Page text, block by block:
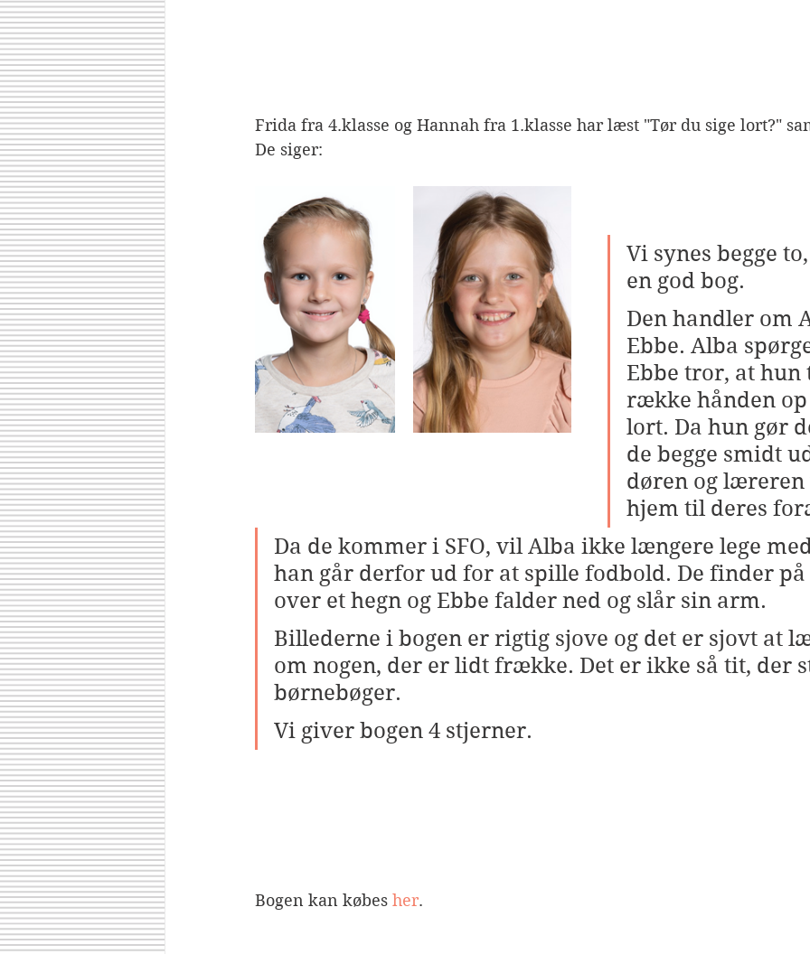
Frida fra 4.klasse og Hannah fra 1.klasse har læst "Tør du sige lort?"
De siger:
Vi synes begge
en god bog.
Den handler om
Ebbe. Alba
Ebbe tror, at hun
række hånden op
lort. Da hun gør
de begge smidt
døren og
hjem til deres
Da de kommer i SFO, vil Alba ikke længere lege
han går derfor ud for at spille fodbold. De finder
over et hegn og Ebbe falder ned og slår sin arm.
Billederne i bogen er rigtig sjove og det er sjovt at
om nogen, der er lidt frække. Det er ikke så tit, der
børnebøger.
Vi giver bogen 4 stjerner.
Bogen kan købes her.